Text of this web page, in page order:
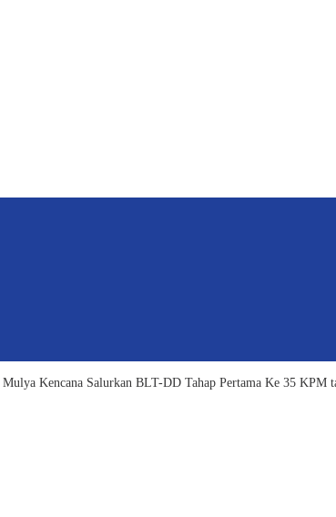
Kencana Salurkan BLT-DD Tahap Pertama Ke 35 KPM